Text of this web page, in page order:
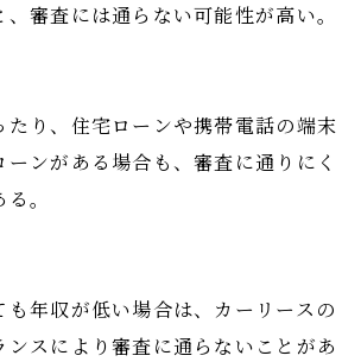
審査には通らない可能性が高い。
たり、住宅ローンや携帯電話の端末
ンがある場合も、審査に通りにく
。
年収が低い場合は、カーリースの
スにより審査に通らないことがあ